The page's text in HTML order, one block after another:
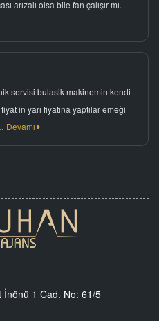
arızalı olsa bile fan çalışır mı.
servisi bulasik makinemin kendi
in yarı fiyatına yaptılar emeği
Devamı
İnönü 1 Cad. No: 61/5